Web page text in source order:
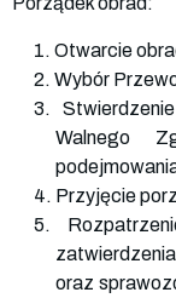
1. Otwarcie
2. Wybór
3.
Walnego
4. Przyjęcie
5.
oraz